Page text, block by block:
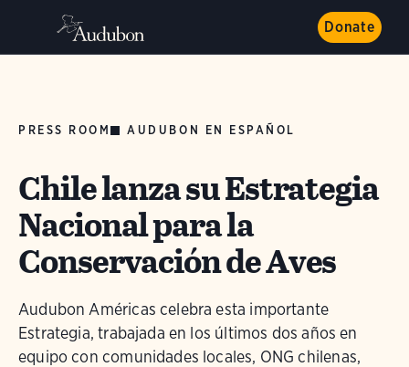
Donate
PRESS ROOM AUDUBON EN ESPAÑOL
Chile lanza su Estrategia
Nacional para la
Conservación de Aves
Audubon Américas celebra esta importante
Estrategia, trabajada en los últimos dos años en
equipo con comunidades locales, ONG chilenas,